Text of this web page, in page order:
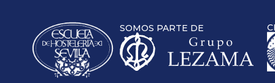
SOMOS PARTE DE